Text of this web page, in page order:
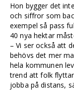
Hon bygger det
och siffror som
exempel så pass
40 nya hektar
– Vi ser också att
behövs det mer
hela kommunen
trend att folk
jobba på distans,